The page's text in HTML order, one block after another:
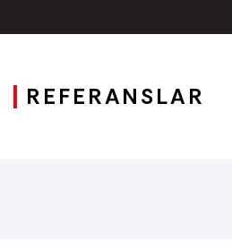
REFERANSLAR